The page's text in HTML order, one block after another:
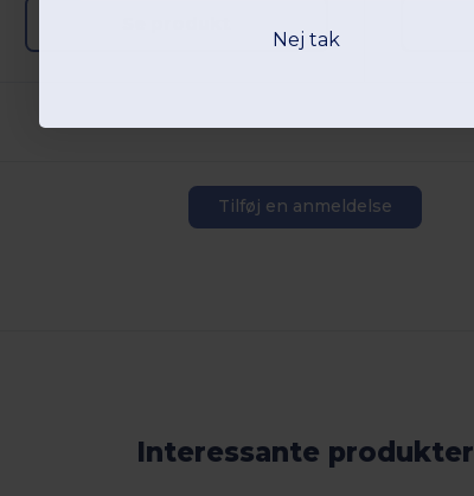
Tilføj en anmeldelse
Interessante produkter
Nej tak